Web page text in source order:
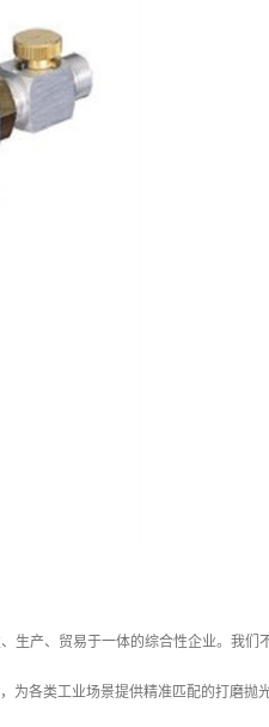
产、贸易于一体的综合性企业。我们
各类工业场景提供精准匹配的打磨抛光